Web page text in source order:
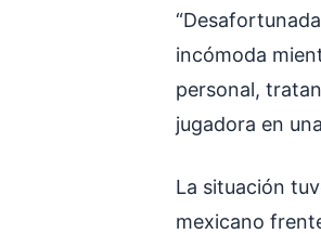
incómoda
personal,
jugadora en
La situación
mexicano